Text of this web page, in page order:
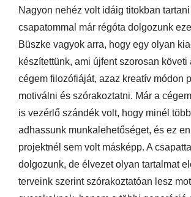
Nagyon nehéz volt idáig titokban
csapatommal már régóta dolgozunk
Büszke vagyok arra, hogy egy olyan
készítettünk, ami újfent szorosan követi
cégem filozófiáját, azaz kreatív módon
motiválni és szórakoztatni. Már a
is vezérlő szándék volt, hogy minél
adhassunk munkalehetőséget, és ez
projektnél sem volt másképp. A
dolgozunk, de élvezet olyan tartalmat
terveink szerint szórakoztatóan lesz